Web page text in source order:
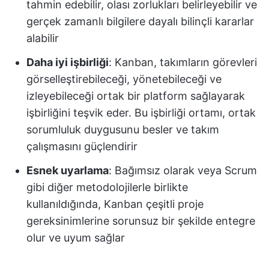
tahmin edebilir, olası zorlukları belirleyebilir ve
gerçek zamanlı bilgilere dayalı bilinçli kararlar
alabilir
Daha iyi işbirliği: Kanban, takımların görevleri
görselleştirebileceği, yönetebileceği ve
izleyebileceği ortak bir platform sağlayarak
işbirliğini teşvik eder. Bu işbirliği ortamı, ortak
sorumluluk duygusunu besler ve takım
çalışmasını güçlendirir
Esnek uyarlama: Bağımsız olarak veya Scrum
gibi diğer metodolojilerle birlikte
kullanıldığında, Kanban çeşitli proje
gereksinimlerine sorunsuz bir şekilde entegre
olur ve uyum sağlar